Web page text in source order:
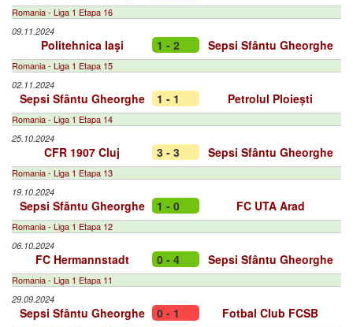
Romania - Liga 1 Etapa 16
09.11.2024
Politehnica Iaşi 1 - 2 Sepsi Sfântu Gheorghe
Romania - Liga 1 Etapa 15
02.11.2024
Sepsi Sfântu Gheorghe 1 - 1 Petrolul Ploiești
Romania - Liga 1 Etapa 14
25.10.2024
CFR 1907 Cluj 3 - 3 Sepsi Sfântu Gheorghe
Romania - Liga 1 Etapa 13
19.10.2024
Sepsi Sfântu Gheorghe 1 - 0 FC UTA Arad
Romania - Liga 1 Etapa 12
06.10.2024
FC Hermannstadt 0 - 4 Sepsi Sfântu Gheorghe
Romania - Liga 1 Etapa 11
29.09.2024
Sepsi Sfântu Gheorghe 0 - 1 Fotbal Club FCSB